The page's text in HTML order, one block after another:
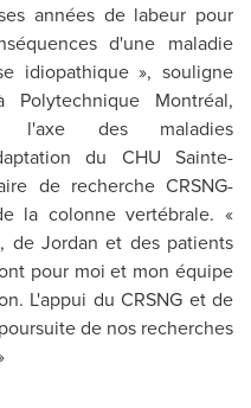
années de labeur pour
d'une maladie
idiopathique », souligne
Polytechnique Montréal,
des maladies
du CHU Sainte-
de recherche CRSNG-
la colonne vertébrale. «
de Jordan et des patients
pour moi et mon équipe
L'appui du CRSNG et de
de nos recherches